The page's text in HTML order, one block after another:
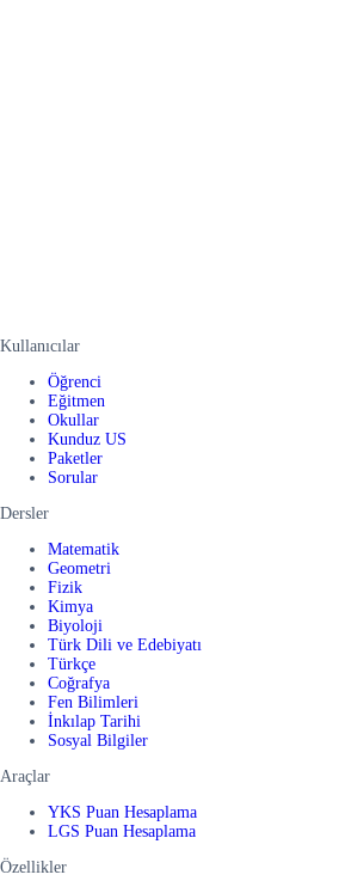
Kullanıcılar
Öğrenci
Eğitmen
Okullar
Kunduz US
Paketler
Sorular
Dersler
Matematik
Geometri
Fizik
Kimya
Biyoloji
Türk Dili ve Edebiyatı
Türkçe
Coğrafya
Fen Bilimleri
İnkılap Tarihi
Sosyal Bilgiler
Araçlar
YKS Puan Hesaplama
LGS Puan Hesaplama
Özellikler